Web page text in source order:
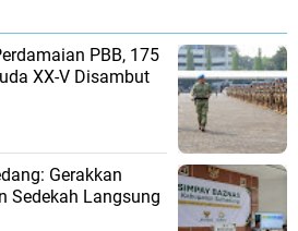
PBB, 175
XX-V Disambut
Gerakkan
Sedekah Langsung